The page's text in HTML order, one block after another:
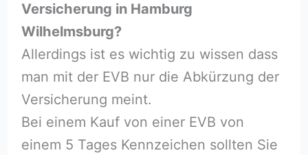
Versicherung in Hamburg
Wilhelmsburg?
Allerdings ist es wichtig zu wissen dass
man mit der EVB nur die Abkürzung der
Versicherung meint.
Bei einem Kauf von einer EVB von
einem 5 Tages Kennzeichen sollten Sie